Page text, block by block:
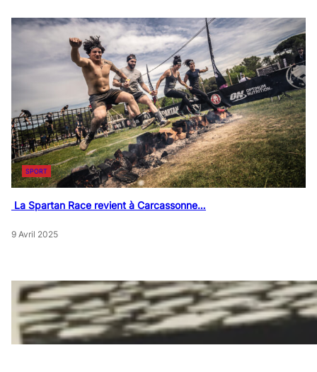
SPORT
La Spartan Race revient à Carcassonne…
9 Avril 2025